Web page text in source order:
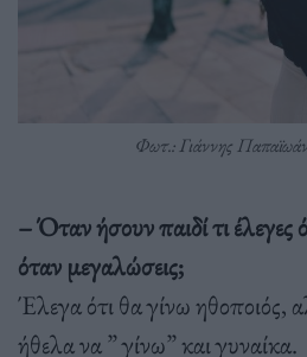
Φωτ.: Γιάννης
– Όταν ήσουν παιδί τι έλεγες
όταν μεγαλώσεις;
Έλεγα ότι θα γίνω ηθοποιός,
ήθελα να ” γίνω” και γυναίκα.